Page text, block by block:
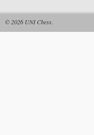
© 2026 UNI Chess